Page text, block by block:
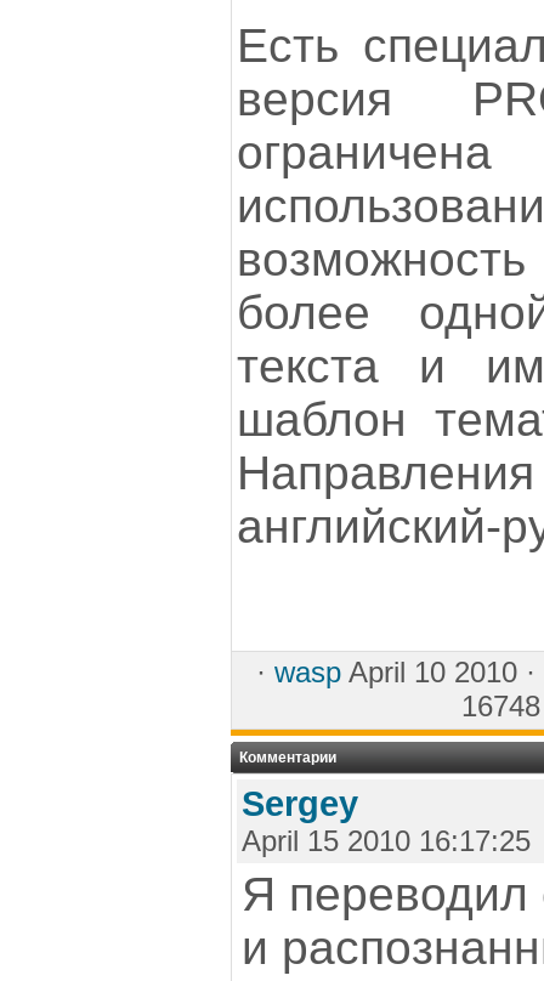
Есть
версия
более
текста и
шаблон
английский-
· wasp April 10 2010 ·
Комментарии
Sergey
April 15 2010 16:17:25
Я переводил
и